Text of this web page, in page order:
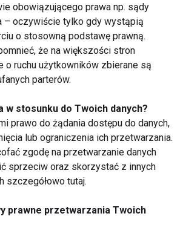
odpowiadające za
słabiej. To sprawia, że mamy
widzeniem z bliska.
czy przekrzywiamy okulary,
dalej, by wyostrzyć wzrok. Do
do bliży, dali i w przedziale
ekspertka.
mogą wypaść
z cienkiego i elastycznego
tarcie, zbyt mała ilość łez
obowiązującego prawa np. sądy
– oczywiście tylko gdy wystąpią
o stosowną podstawę prawną.
że na większości stron
o ruchu użytkowników zbierane są
parterów.
w stosunku do Twoich danych?
prawo do żądania dostępu do danych,
lub ograniczenia ich przetwarzania.
zgodę na przetwarzanie danych
sprzeciw oraz skorzystać z innych
szczegółowo tutaj.
prawne przetwarzania Twoich